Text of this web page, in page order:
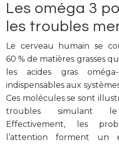
Les oméga 3
les troubles
Le cerveau humain se
60 % de matières grasses
les acides gras
indispensables aux
Ces molécules se sont
troubles simulant
Effectivement, les
l’attention forment un